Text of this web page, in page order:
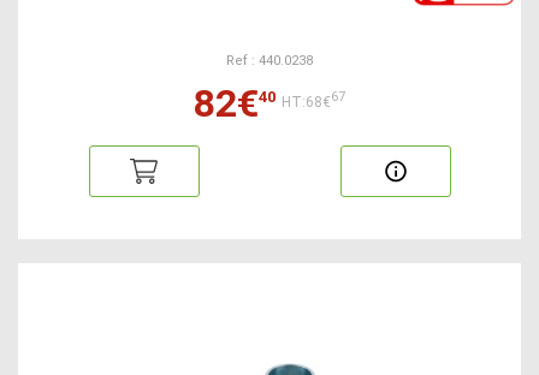
Ref : 440.0238
82€40 HT:68€67